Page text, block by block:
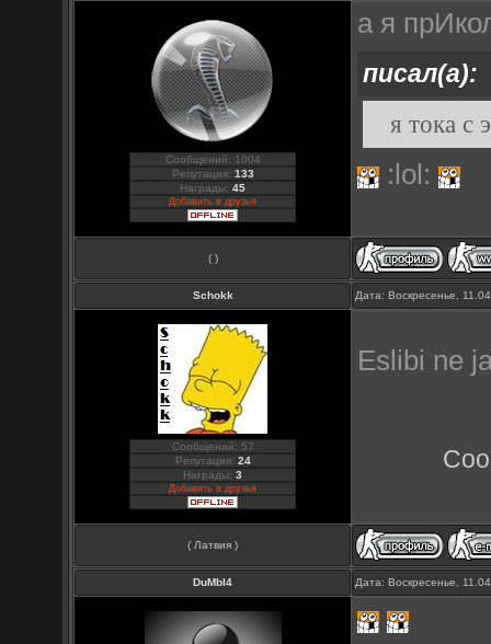
Сообщений: 1004
Репутация: 133
Награды:45
Добавить в друзья
а я
писал(а):
я тока с
:lol:
( )
Schokk Дата: Воскресенье,
Сообщений: 57
Репутация: 24
Награды:3
Добавить в друзья
Eslibi ne
( Латвия )
DuMbI4 Дата: Воскресенье,